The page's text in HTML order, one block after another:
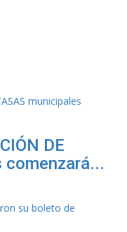
DE
comenzará...